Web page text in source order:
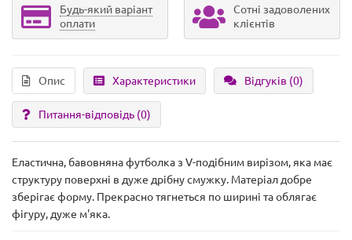
Будь-який варіант
оплати
Сотні задоволених
клієнтів
Опис Характеристики Відгуків (0)
Питання-відповідь (0)
Еластична, бавовняна футболка з V-подібним вирізом, яка має
структуру поверхні в дуже дрібну смужку. Матеріал добре
зберігає форму. Прекрасно тягнеться по ширині та облягає
фігуру, дуже м'яка.